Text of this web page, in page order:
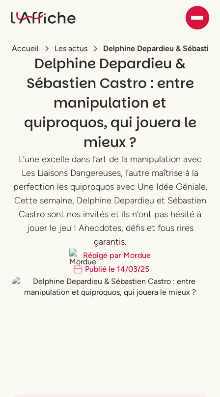
Accueil Les actus Delphine Depardieu &
Delphine Depardieu &
Sébastien Castro : entre
manipulation et
quiproquos, qui jouera le
mieux ?
L’une excelle dans l’art de la manipulation avec
Les Liaisons Dangereuses, l’autre maîtrise à la
perfection les quiproquos avec Une Idée Géniale.
Cette semaine, Delphine Depardieu et Sébastien
Castro sont nos invités et ils n’ont pas hésité à
jouer le jeu ! Anecdotes, défis et fous rires
garantis.
Rédigé par Mordue
Publié le 14/03/25